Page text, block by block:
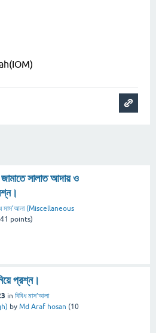
জামাতে সালাত আদায় ও
মাস’আলা (Miscellaneous
41 points)
প্রশ্ন।
in বিবিধ মাস’আলা
by Md Araf hosan (10